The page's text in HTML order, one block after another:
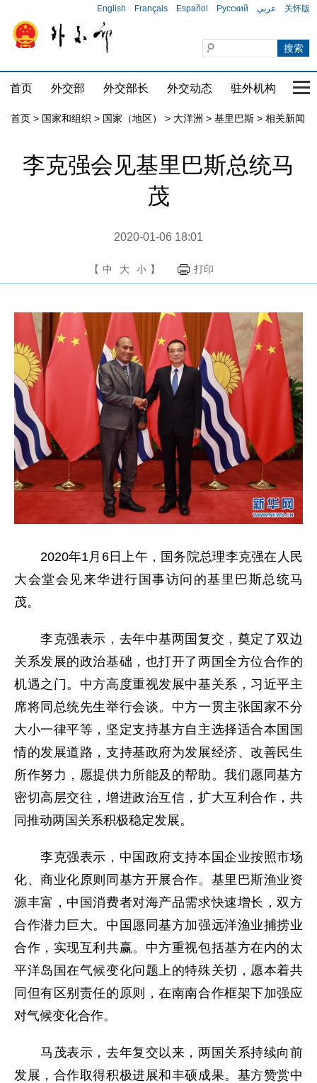
English Français Español Русский عربي 关怀版
首页 外交部 外交部长 外交动态 驻外机构 国
首页 > 国家和组织 > 国家（地区） > 大洋洲 > 基里巴斯 > 相关新闻
李克强会见基里巴斯总统马
茂
2020-01-06 18:01
【 中 大 小 】 打印
2020年1月6日上午，国务院总理李克强在人民
大会堂会见来华进行国事访问的基里巴斯总统马
茂。
李克强表示，去年中基两国复交，奠定了双边
关系发展的政治基础，也打开了两国全方位合作的
机遇之门。中方高度重视发展中基关系，习近平主
席将同总统先生举行会谈。中方一贯主张国家不分
大小一律平等，坚定支持基方自主选择适合本国国
情的发展道路，支持基政府为发展经济、改善民生
所作努力，愿提供力所能及的帮助。我们愿同基方
密切高层交往，增进政治互信，扩大互利合作，共
同推动两国关系积极稳定发展。
李克强表示，中国政府支持本国企业按照市场
化、商业化原则同基方开展合作。基里巴斯渔业资
源丰富，中国消费者对海产品需求快速增长，双方
合作潜力巨大。中国愿同基方加强远洋渔业捕捞业
合作，实现互利共赢。中方重视包括基方在内的太
平洋岛国在气候变化问题上的特殊关切，愿本着共
同但有区别责任的原则，在南南合作框架下加强应
对气候变化合作。
马茂表示，去年复交以来，两国关系持续向前
发展，合作取得积极进展和丰硕成果。基方赞赏中